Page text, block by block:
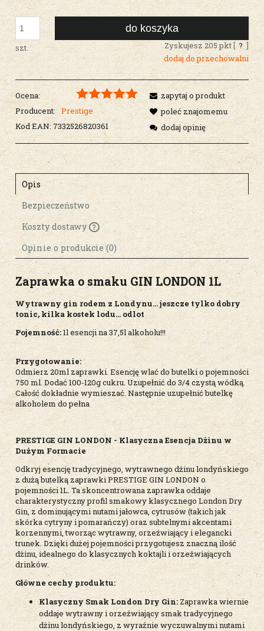
szt.
do koszyka
Zyskujesz205pkt [ ? ]
dodaj do przechowalni
Ocena:
Producent:
Prestige
Kod EAN: 7332526820361
zapytaj o produkt
poleć znajomemu
dodaj opinię
Opis
Bezpieczeństwo
Koszty dostawy
Cena nie zawiera ewentualnych kosztów
płatności
Opinie o produkcie (0)
Zaprawka o smaku GIN LONDON 1L
Wytrawny gin rodem z Londynu... jeszcze tylko dobry
tonic, kilka kostek lodu... odlot
Pojemność:1l esencji na 37,5l alkoholu!!!
Przygotowanie:
Odmierz 20ml zaprawki. Esencję wlać do butelki o pojemności
750 ml. Dodać 100-120g cukru. Uzupełnić do 3/4 czystą wódką.
Całość dokładnie wymieszać. Następnie uzupełnić butelkę
alkoholem do pełna
PRESTIGE GIN LONDON - Klasyczna Esencja Dżinu w
Dużym Formacie
Odkryj esencję tradycyjnego, wytrawnego dżinu londyńskiego
z dużą butelką zaprawki PRESTIGE GIN LONDON o
pojemności 1L. Ta skoncentrowana zaprawka oddaje
charakterystyczny profil smakowy klasycznego London Dry
Gin, z dominującymi nutami jałowca, cytrusów (takich jak
skórka cytryny i pomarańczy) oraz subtelnymi akcentami
korzennymi, tworząc wytrawny, orzeźwiający i elegancki
trunek. Dzięki dużej pojemności przygotujesz znaczną ilość
dżinu, idealnego do klasycznych koktajli i orzeźwiających
drinków.
Główne cechy produktu:
Klasyczny Smak London Dry Gin: Zaprawka wiernie
oddaje wytrawny i orzeźwiający smak tradycyjnego
dżinu londyńskiego, z wyraźnie wyczuwalnymi nutami